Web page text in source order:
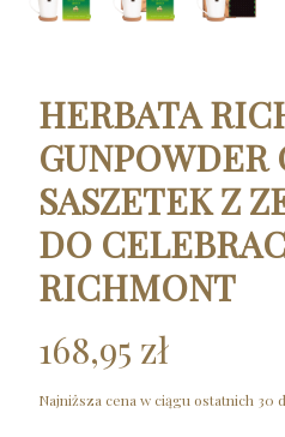
HERBATA
GUNPOWDER
SASZETEK Z
DO
RICHMONT
168,95 zł
Najniższa cena w ciągu ostatnich 30